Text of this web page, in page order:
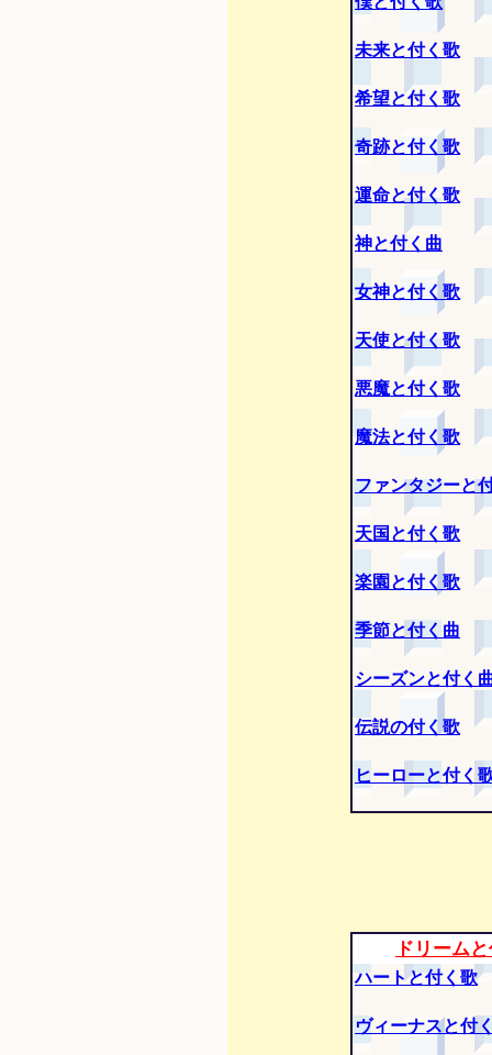
未来と付く歌
希望と付く歌
奇跡と付く歌
運命と付く歌
神と付く曲
女神と付く歌
天使と付く歌
悪魔と付く歌
魔法と付く歌
ファンタジーと
天国と付く歌
楽園と付く歌
季節と付く曲
シーズンと付く
伝説の付く歌
ヒーローと付く
ドリーム
ハートと付く歌
ヴィーナスと付